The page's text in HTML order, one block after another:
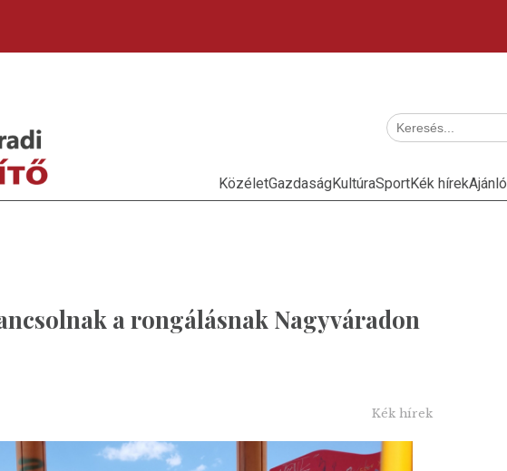
KözéletGazdaság KultúraSportKék hírekAjánló
a rongálásnak Nagyváradon
Kék hírek